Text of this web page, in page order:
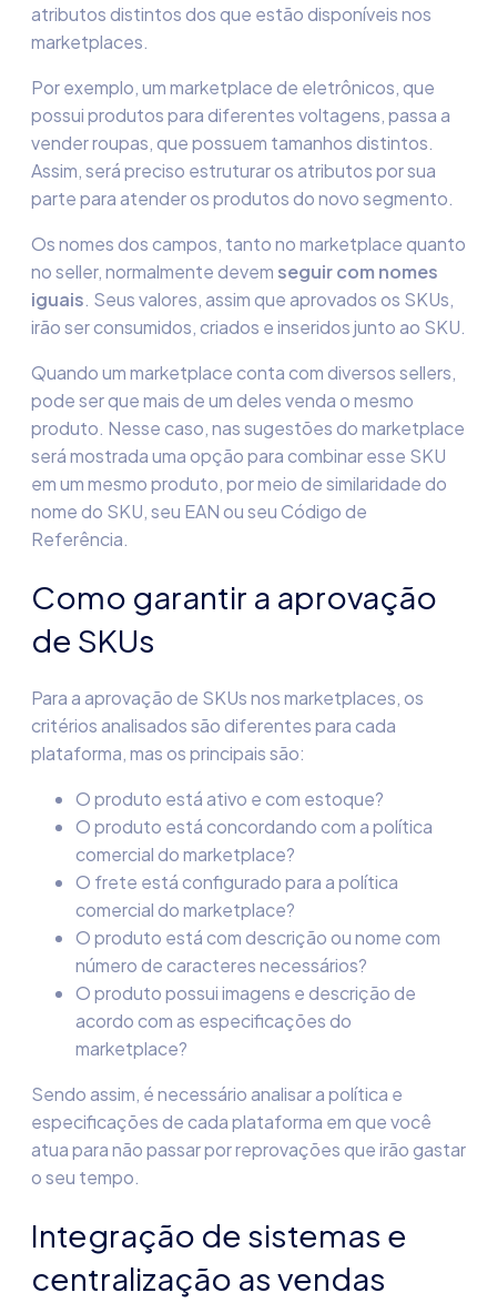
atributos distintos dos que estão disponíveis nos
marketplaces.
Por exemplo, um marketplace de eletrônicos, que
possui produtos para diferentes voltagens, passa a
vender roupas, que possuem tamanhos distintos.
Assim, será preciso estruturar os atributos por sua
parte para atender os produtos do novo segmento.
Os nomes dos campos, tanto no marketplace quanto
no seller, normalmente devemseguir com nomes
iguais. Seus valores, assim que aprovados os SKUs,
irão ser consumidos, criados e inseridos junto ao SKU.
Quando um marketplace conta com diversos sellers,
pode ser que mais de um deles venda o mesmo
produto. Nesse caso, nas sugestões do marketplace
será mostrada uma opção para combinar esse SKU
em um mesmo produto, por meio de similaridade do
nome do SKU, seu EAN ou seu Código de
Referência.
Como garantir a aprovação
de SKUs
Para a aprovação de SKUs nos marketplaces, os
critérios analisados são diferentes para cada
plataforma, mas os principais são:
O produto está ativo e com estoque?
O produto está concordando com a política
comercial do marketplace?
O frete está configurado para a política
comercial do marketplace?
O produto está com descrição ou nome com
número de caracteres necessários?
O produto possui imagens e descrição de
acordo com as especificações do
marketplace?
Sendo assim, é necessário analisar a política e
especificações de cada plataforma em que você
atua para não passar por reprovações que irão gastar
o seu tempo.
Integração de sistemas e
centralização as vendas